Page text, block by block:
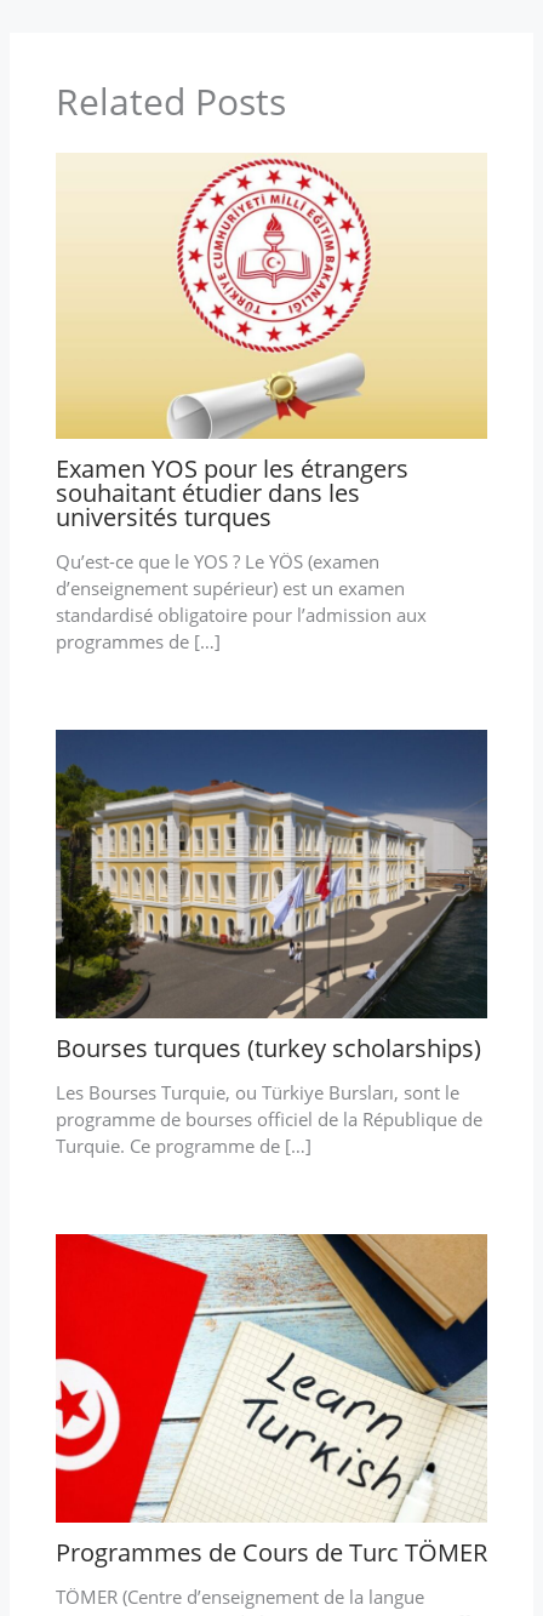
Related Posts
Examen YOS pour les étrangers
souhaitant étudier dans les
universités turques
Qu’est-ce que le YOS ? Le YÖS (examen
d’enseignement supérieur) est un examen
standardisé obligatoire pour l’admission aux
programmes de […]
Bourses turques (turkey scholarships)
Les Bourses Turquie, ou Türkiye Bursları, sont le
programme de bourses officiel de la République de
Turquie. Ce programme de […]
Programmes de Cours de Turc TÖMER
TÖMER (Centre d’enseignement de la langue